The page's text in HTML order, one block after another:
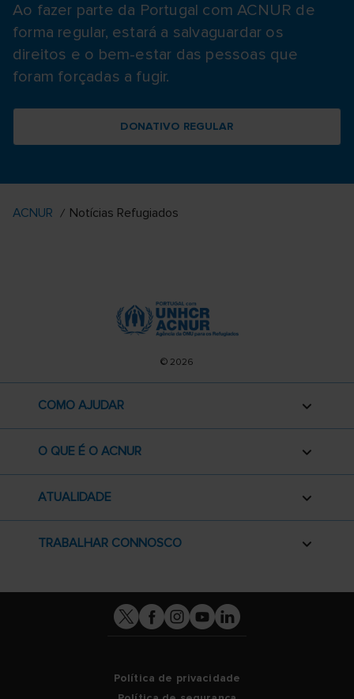
Ao fazer parte da Portugal com ACNUR de
forma regular, estará a salvaguardar os
direitos e o bem-estar das pessoas que
foram forçadas a fugir.
DONATIVO REGULAR
ACNUR Notícias Refugiados
© 2026
COMO AJUDAR
O QUE É O ACNUR
ATUALIDADE
TRABALHAR CONNOSCO
Política de privacidade